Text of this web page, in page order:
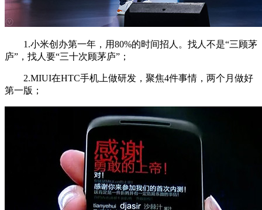
1.小米创办第一年，用80%的时间招人。找人不是“三顾茅
庐”，找人要“三十次顾茅庐”；
2.MIUI在HTC手机上做研发，聚焦4件事情，两个月做好
第一版；